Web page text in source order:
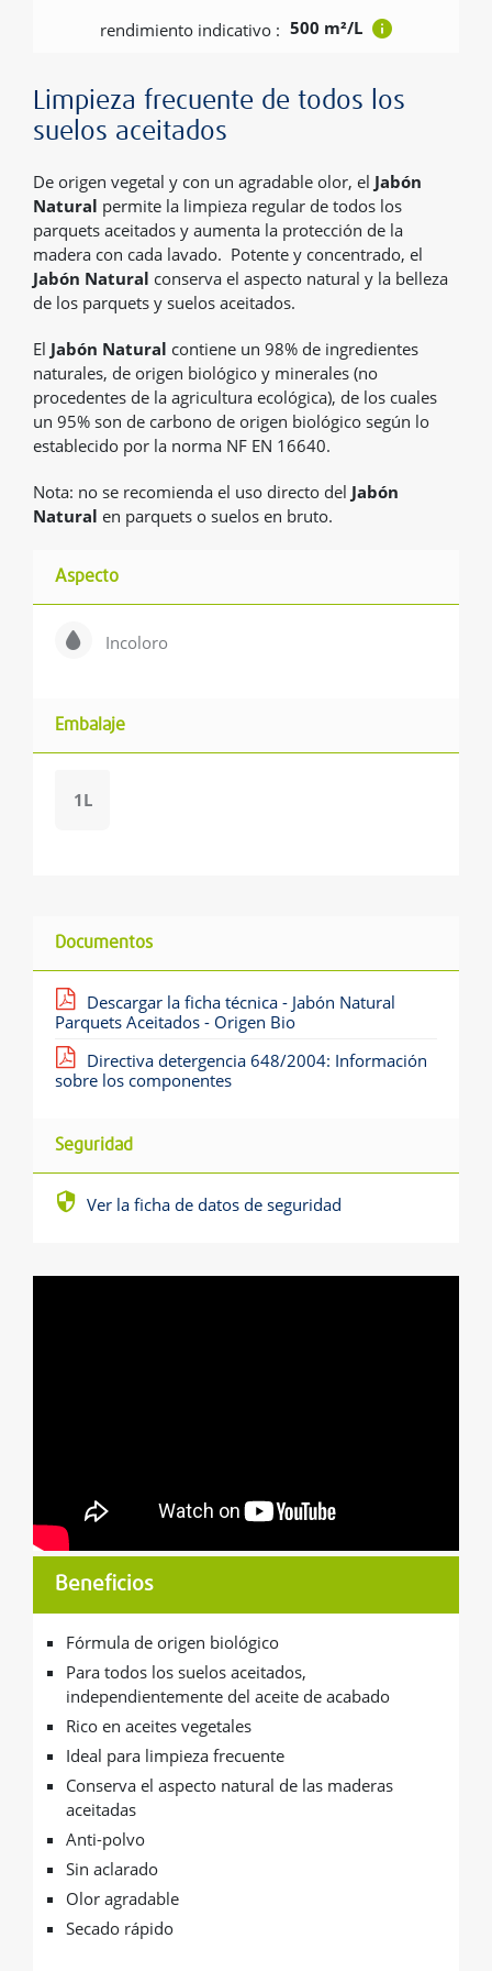
rendimiento indicativo : 500 m²/L
Limpieza frecuente de todos los
suelos aceitados
De origen vegetal y con un agradable olor, el Jabón
Natural permite la limpieza regular de todos los
parquets aceitados y aumenta la protección de la
madera con cada lavado. Potente y concentrado, el
Jabón Natural conserva el aspecto natural y la belleza
de los parquets y suelos aceitados.
El Jabón Natural contiene un 98% de ingredientes
naturales, de origen biológico y minerales (no
procedentes de la agricultura ecológica), de los cuales
un 95% son de carbono de origen biológico según lo
establecido por la norma NF EN 16640.
Nota: no se recomienda el uso directo del Jabón
Natural en parquets o suelos en bruto.
Aspecto
Incoloro
Embalaje
1L
Documentos
Descargar la ficha técnica - Jabón Natural
Parquets Aceitados - Origen Bio
Directiva detergencia 648/2004: Información
sobre los componentes
Seguridad
Ver la ficha de datos de seguridad
Beneficios
Fórmula de origen biológico
Para todos los suelos aceitados,
independientemente del aceite de acabado
Rico en aceites vegetales
Ideal para limpieza frecuente
Conserva el aspecto natural de las maderas
aceitadas
Anti-polvo
Sin aclarado
Olor agradable
Secado rápido